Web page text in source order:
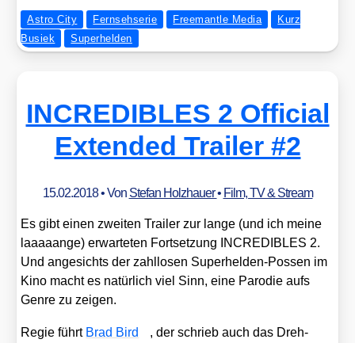
Astro City Fernsehserie Freemantle Media
Kurz
Busiek
Superhelden
INCREDIBLES 2 Official
Extended Trailer #2
15.02.2018• Von Stefan Holzhauer• Film, TV & Stream
Es gibt einen zwei­ten Trai­ler zur lan­ge (und ich mei­ne
laaaaan­ge) erwar­te­ten Fort­set­zung INCREDIBLES 2.
Und ange­sichts der zahl­lo­sen Super­hel­den-Pos­sen im
Kino macht es natür­lich viel Sinn, eine Par­odie aufs
Gen­re zu zei­gen.
Regie führt Brad Bird
, der schrieb auch das Dreh­